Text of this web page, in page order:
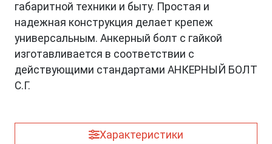
габаритной техники и быту. Простая и
надежная конструкция делает крепеж
универсальным. Анкерный болт с гайкой
изготавливается в соответствии с
действующими стандартами АНКЕРНЫЙ БОЛТ
С.Г.
Характеристики